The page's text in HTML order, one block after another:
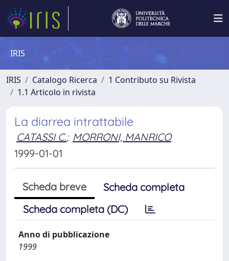
IRIS
IRIS Catalogo Ricerca
1 Contributo su Rivista
1.1 Articolo in rivista
La diarrea intrattabile
CATASSI C.; MORRONI, MANRICO
1999-01-01
Scheda breve
Scheda completa
Scheda completa (DC)
Anno di pubblicazione
1999